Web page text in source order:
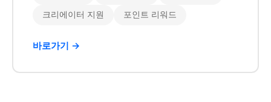
크리에이터 지원 포인트 리워드
바로가기 →